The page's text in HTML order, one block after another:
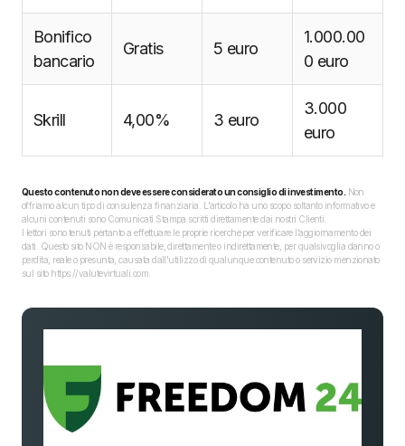
Bonifico
bancario
Gratis 5 euro
1.000.00
0 euro
Skrill 4,00% 3 euro
3.000
euro
Questo contenuto non deve essere considerato un consiglio di investimento. Non
offriamo alcun tipo di consulenza finanziaria. L’articolo ha uno scopo soltanto informativo e
alcuni contenuti sono Comunicati Stampa scritti direttamente dai nostri Clienti.
I lettori sono tenuti pertanto a effettuare le proprie ricerche per verificare l’aggiornamento dei
dati. Questo sito NON è responsabile, direttamente o indirettamente, per qualsivoglia danno o
perdita, reale o presunta, causata dall'utilizzo di qualunque contenuto o servizio menzionato
sul sito https://valutevirtuali.com.